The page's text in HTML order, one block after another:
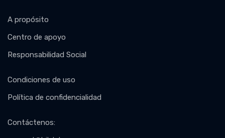
A propósito
Centro de apoyo
Responsabilidad Social
Condiciones de uso
Política de confidencialidad
Contáctenos: